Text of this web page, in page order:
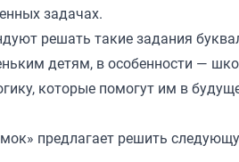
задачах.
решать такие задания
детям, в особенности —
которые помогут им в
предлагает решить